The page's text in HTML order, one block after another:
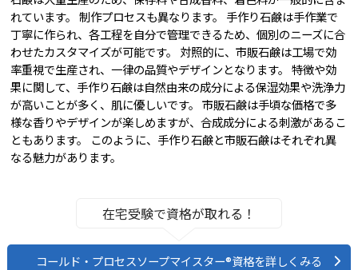
れています。 制作プロセスも異なります。 手作り石鹸は手作業で
丁寧に作られ、各工程を自分で管理できるため、個別のニーズに合
わせたカスタマイズが可能です。 対照的に、市販石鹸は工場で効
率重視で生産され、一律の品質やデザインとなります。 特徴や効
果に関して、手作り石鹸は自然由来の成分による保湿効果や洗浄力
が高いことが多く、肌に優しいです。 市販石鹸は手頃な価格で多
様な香りやデザインが楽しめますが、合成成分による刺激があるこ
ともあります。 このように、手作り石鹸と市販石鹸はそれぞれ異
なる魅力があります。
在宅受験で資格が取れる！
コールド・プロセスソープマイスター®資格を詳しくみる